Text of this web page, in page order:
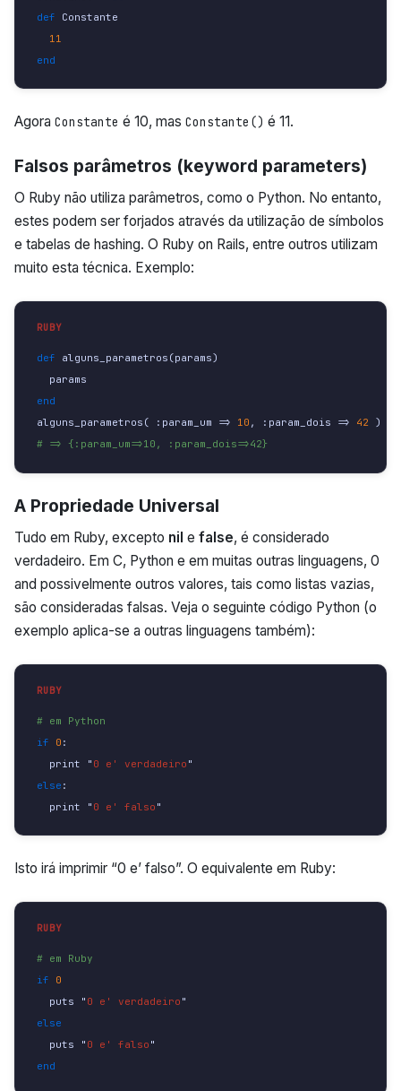
def Constante
11
end
Agora Constante é 10, mas Constante() é 11.
Falsos parâmetros (keyword parameters)
O Ruby não utiliza parâmetros, como o Python. No entanto,
estes podem ser forjados através da utilização de símbolos
e tabelas de hashing. O Ruby on Rails, entre outros utilizam
muito esta técnica. Exemplo:
def alguns_parametros (params)
params
end
alguns_parametros ( :param_um => 10 , :param_dois => 42
)
# => {:param_um=>10, :param_dois=>42}
A Propriedade Universal
Tudo em Ruby, excepto nil e false, é considerado
verdadeiro. Em C, Python e em muitas outras linguagens, 0
and possivelmente outros valores, tais como listas vazias,
são consideradas falsas. Veja o seguinte código Python (o
exemplo aplica-se a outras linguagens também):
# em Python
if
0 :
print
" 0 e' verdadeiro "
else :
print
" 0 e' falso "
Isto irá imprimir “0 e’ falso”. O equivalente em Ruby:
# em Ruby
if
0
puts
" 0 e' verdadeiro "
else
puts
" 0 e' falso "
end